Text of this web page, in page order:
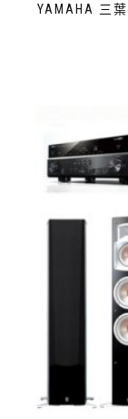
YAMAHA 三